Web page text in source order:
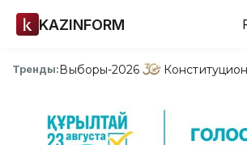
KAZINFORM
Тренды:Выборы-2026